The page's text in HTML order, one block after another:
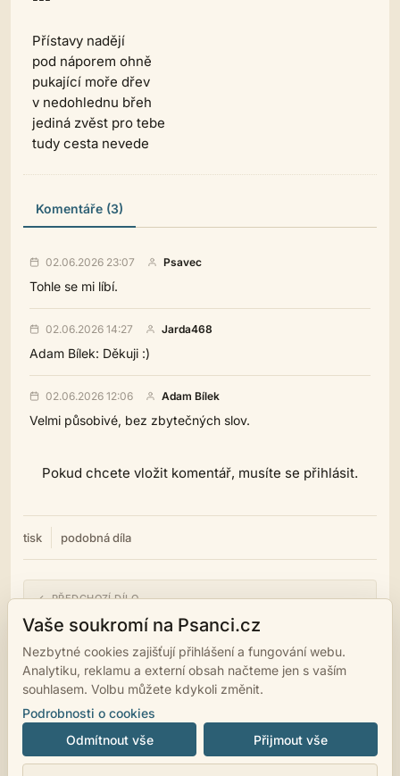
Přístavy nadějí
pod náporem ohně
pukající moře dřev
v nedohlednu břeh
jediná zvěst pro tebe
tudy cesta nevede
Komentáře (3)
02.06.2026 23:07 Psavec
Tohle se mi líbí.
02.06.2026 14:27 Jarda468
Adam Bílek: Děkuji :)
02.06.2026 12:06 Adam Bílek
Velmi působivé, bez zbytečných slov.
Pokud chcete vložit komentář, musíte se přihlásit.
tisk podobná díla
← PŘEDCHOZÍ DÍLO
Dům plný ticha
NÁSLEDUJÍCÍ DÍLO →
Tichá vítězství
Vaše soukromí na Psanci.cz
Nezbytné cookies zajišťují přihlášení a fungování webu.
Analytiku, reklamu a externí obsah načteme jen s vaším
souhlasem. Volbu můžete kdykoli změnit.
Podrobnosti o cookies
Odmítnout vše
Přijmout vše